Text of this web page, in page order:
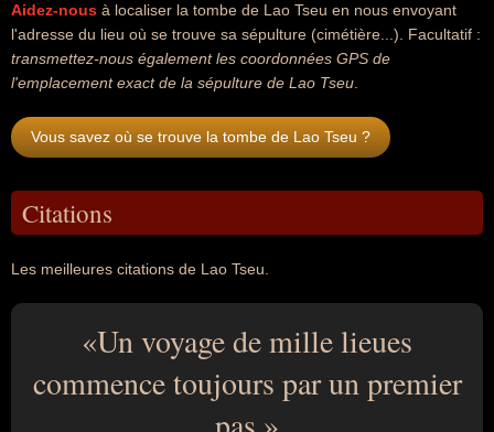
Aidez-nous à localiser la tombe de Lao Tseu en nous envoyant
l'adresse du lieu où se trouve sa sépulture (cimétière...). Facultatif :
transmettez-nous également les coordonnées GPS de
l'emplacement exact de la sépulture de Lao Tseu
Vous savez où se trouve la tombe de Lao Tseu ?
Citations
Les meilleures citations de Lao Tseu.
Un voyage de mille lieues
commence toujours par un premier